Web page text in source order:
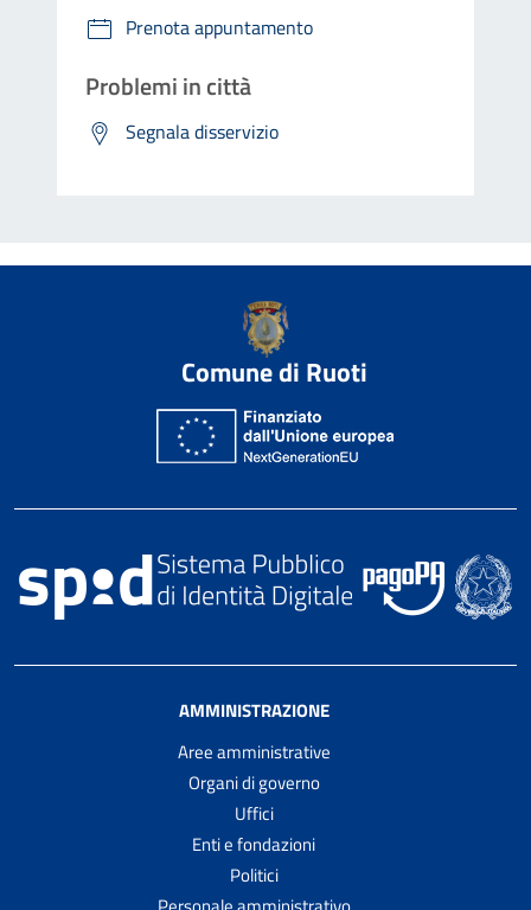
Prenota appuntamento
Problemi in città
Segnala disservizio
Comune di Ruoti
AMMINISTRAZIONE
Aree amministrative
Organi di governo
Uffici
Enti e fondazioni
Politici